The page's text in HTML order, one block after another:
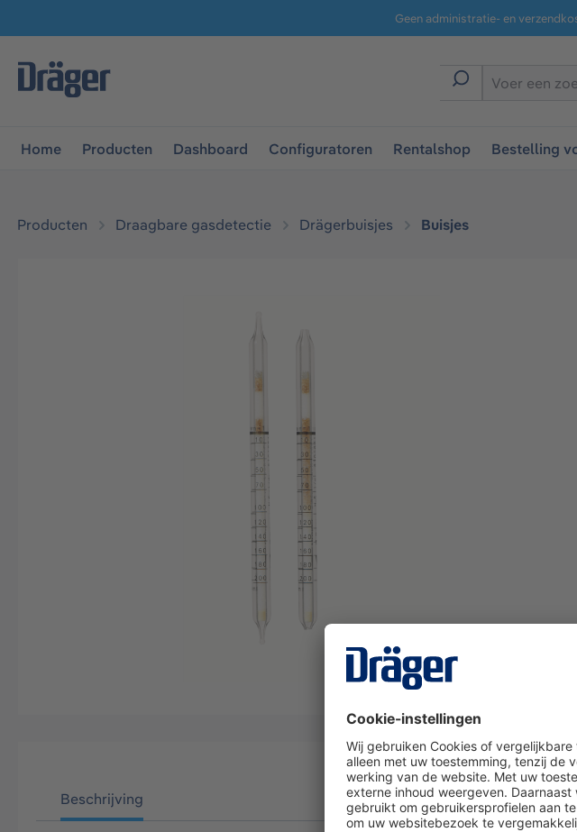
Ga naar navigatie B2B-platformGeen administratie- en
Home Producten Dashboard Configuratoren Rentalshop Bestelling
Producten Draagbare gasdetectie Drägerbuisjes Buisjes
Beschrijving